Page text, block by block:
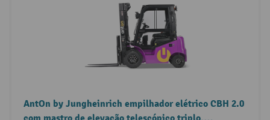
AntOn by Jungheinrich empilhador elétrico CBH 2.0